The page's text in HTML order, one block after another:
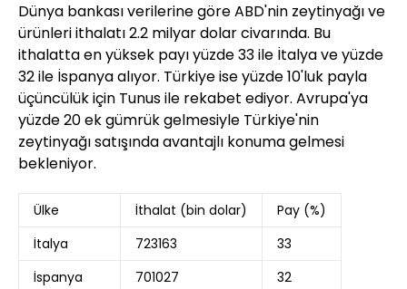
Dünya bankası verilerine göre ABD'nin zeytinyağı ve
ürünleri ithalatı 2.2 milyar dolar civarında. Bu
ithalatta en yüksek payı yüzde 33 ile İtalya ve yüzde
32 ile İspanya alıyor. Türkiye ise yüzde 10'luk payla
üçüncülük için Tunus ile rekabet ediyor. Avrupa'ya
yüzde 20 ek gümrük gelmesiyle Türkiye'nin
zeytinyağı satışında avantajlı konuma gelmesi
bekleniyor.
Ülke İthalat (bin dolar)
Pay (%)
İtalya
723163
33
İspanya
701027
32